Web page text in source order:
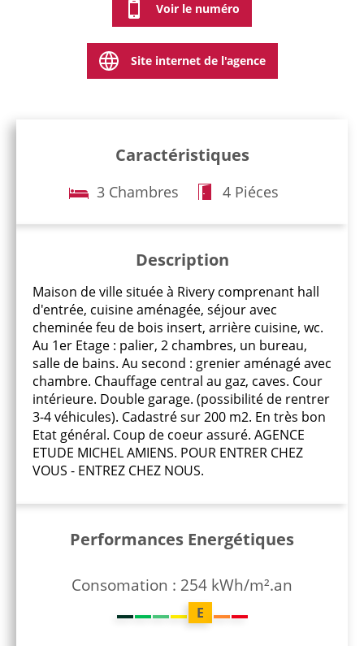
Voir le numéro
Site internet de l'agence
Caractéristiques
3 Chambres 4 Piéces
Description
Maison de ville située à Rivery comprenant hall
d'entrée, cuisine aménagée, séjour avec
cheminée feu de bois insert, arrière cuisine, wc.
Au 1er Etage : palier, 2 chambres, un bureau,
salle de bains. Au second : grenier aménagé avec
chambre. Chauffage central au gaz, caves. Cour
intérieure. Double garage. (possibilité de rentrer
3-4 véhicules). Cadastré sur 200 m2. En très bon
Etat général. Coup de coeur assuré. AGENCE
ETUDE MICHEL AMIENS. POUR ENTRER CHEZ
VOUS - ENTREZ CHEZ NOUS.
Performances Energétiques
Consomation : 254 kWh/m².an
E